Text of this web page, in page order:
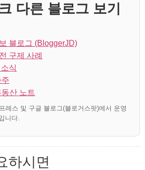
다른 블로그 보기
블로그 (BloggerJD)
구제 사례
식
주
산 노트
레스 및 구글 블로그(블로거스팟)에서 운영
니다.
하시면